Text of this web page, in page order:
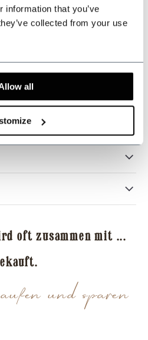
information that you’ve
collected from your use
all
a 9.3 atWebwinkel-keurmerk
und sparen
oft zusammen mit ...